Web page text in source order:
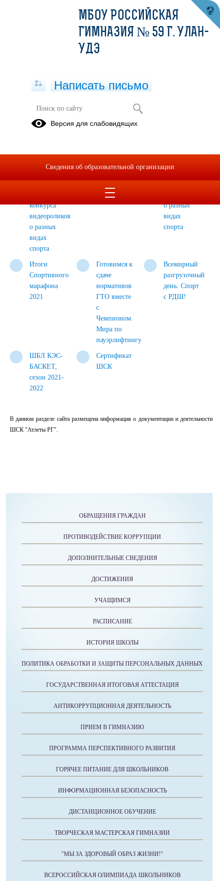
Школьный спортивный клуб "Атлеты
конкурса
видеороликов
о разных
видах
спорта
Конкурсные
о разных
видах
спорта
Итоги
Спортивного
марафона
2021
Готовимся к
сдаче
нормативов
ГТО вместе
с
Чемпионом
Мира по
пауэрлифтингу
Всемирный
разгрузочный
день. Спорт
с РДШ!
ШБЛ КЭС-
БАСКЕТ,
сезон 2021-
2022
Сертификат
ШСК
В данном разделе сайта размещена информация о документации и деятельности
ШСК "Атлеты РГ".
ОБРАЩЕНИЯ ГРАЖДАН
ПРОТИВОДЕЙСТВИЕ КОРРУПЦИИ
ДОПОЛНИТЕЛЬНЫЕ СВЕДЕНИЯ
ДОСТИЖЕНИЯ
УЧАЩИМСЯ
РАСПИСАНИЕ
ИСТОРИЯ ШКОЛЫ
ПОЛИТИКА ОБРАБОТКИ И ЗАЩИТЫ ПЕРСОНАЛЬНЫХ ДАННЫХ
ГОСУДАРСТВЕННАЯ ИТОГОВАЯ АТТЕСТАЦИЯ
АНТИКОРРУПЦИОННАЯ ДЕЯТЕЛЬНОСТЬ
ПРИЕМ В ГИМНАЗИЮ
ПРОГРАММА ПЕРСПЕКТИВНОГО РАЗВИТИЯ
ГОРЯЧЕЕ ПИТАНИЕ ДЛЯ ШКОЛЬНИКОВ
ИНФОРМАЦИОННАЯ БЕЗОПАСНОСТЬ
ДИСТАНЦИОННОЕ ОБУЧЕНИЕ
ТВОРЧЕСКАЯ МАСТЕРСКАЯ ГИМНАЗИИ
"МЫ ЗА ЗДОРОВЫЙ ОБРАЗ ЖИЗНИ!"
ВСЕРОССИЙСКАЯ ОЛИМПИАДА ШКОЛЬНИКОВ
МБОУ РОССИЙСКАЯ
ГИМНАЗИЯ № 59 Г. УЛАН-
УДЭ
Написать письмо
Версия для слабовидящих
Сведения об образовательной организации